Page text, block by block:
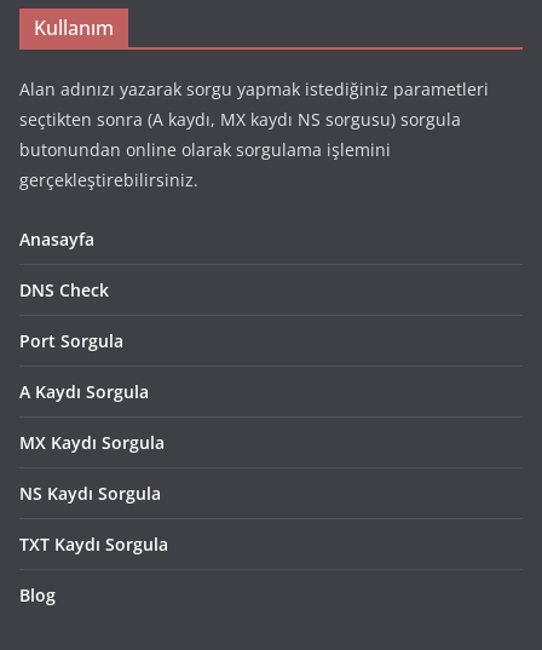
Kullanım
Alan adınızı yazarak sorgu yapmak istediğiniz parametleri
seçtikten sonra (A kaydı, MX kaydı NS sorgusu) sorgula
butonundan online olarak sorgulama işlemini
gerçekleştirebilirsiniz.
Anasayfa
DNS Check
Port Sorgula
A Kaydı Sorgula
MX Kaydı Sorgula
NS Kaydı Sorgula
TXT Kaydı Sorgula
Blog